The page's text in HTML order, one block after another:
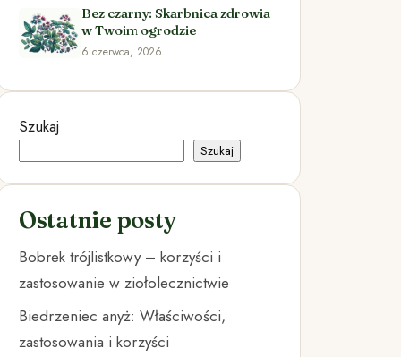
Bez czarny: Skarbnica zdrowia
w Twoim ogrodzie
6 czerwca, 2026
Szukaj
Szukaj
Ostatnie posty
Bobrek trójlistkowy – korzyści i
zastosowanie w ziołolecznictwie
Biedrzeniec anyż: Właściwości,
zastosowania i korzyści